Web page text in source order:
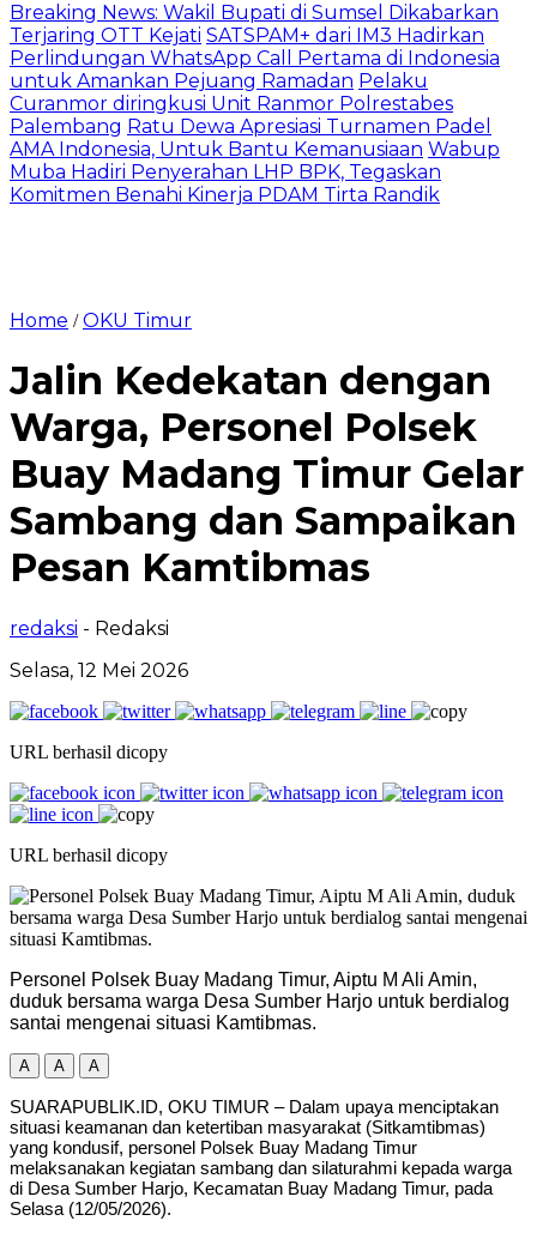
Breaking News: Wakil Bupati di Sumsel Dikabarkan
Terjaring OTT Kejati SATSPAM+ dari IM3 Hadirkan
Perlindungan WhatsApp Call Pertama di Indonesia
untuk Amankan Pejuang Ramadan Pelaku
Curanmor diringkusi Unit Ranmor Polrestabes
Palembang Ratu Dewa Apresiasi Turnamen Padel
AMA Indonesia, Untuk Bantu Kemanusiaan Wabup
Muba Hadiri Penyerahan LHP BPK, Tegaskan
Komitmen Benahi Kinerja PDAM Tirta Randik
Home /OKU Timur
Jalin Kedekatan dengan
Warga, Personel Polsek
Buay Madang Timur Gelar
Sambang dan Sampaikan
Pesan Kamtibmas
redaksi - Redaksi
Selasa, 12 Mei 2026
URL berhasil dicopy
URL berhasil dicopy
Personel Polsek Buay Madang Timur, Aiptu M Ali Amin,
duduk bersama warga Desa Sumber Harjo untuk berdialog
santai mengenai situasi Kamtibmas.
A A A
SUARAPUBLIK.ID, OKU TIMUR – Dalam upaya menciptakan
situasi keamanan dan ketertiban masyarakat (Sitkamtibmas)
yang kondusif, personel Polsek Buay Madang Timur
melaksanakan kegiatan sambang dan silaturahmi kepada warga
di Desa Sumber Harjo, Kecamatan Buay Madang Timur, pada
Selasa (12/05/2026).